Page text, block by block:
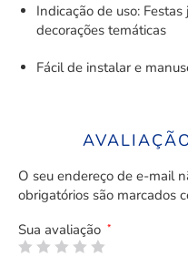
Indicação de uso:
decorações temáticas
Fácil de instalar e
O seu endereço de e-mail
obrigatórios são marcados
Sua avaliação *